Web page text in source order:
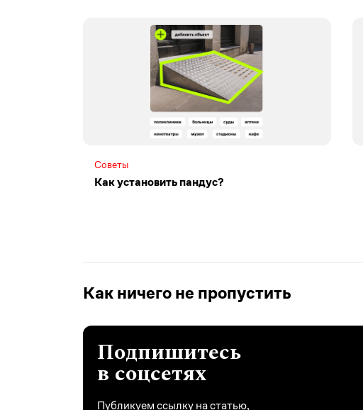
Советы
Как установить пандус?
Как ничего не пропустить
Подпишитесь
в соцсетях
Публикуем ссылку на статью,